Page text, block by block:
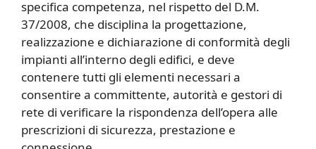
specifica competenza, nel rispetto del D.M.
37/2008, che disciplina la progettazione,
realizzazione e dichiarazione di conformità degli
impianti all’interno degli edifici, e deve
contenere tutti gli elementi necessari a
consentire a committente, autorità e gestori di
rete di verificare la rispondenza dell’opera alle
prescrizioni di sicurezza, prestazione e